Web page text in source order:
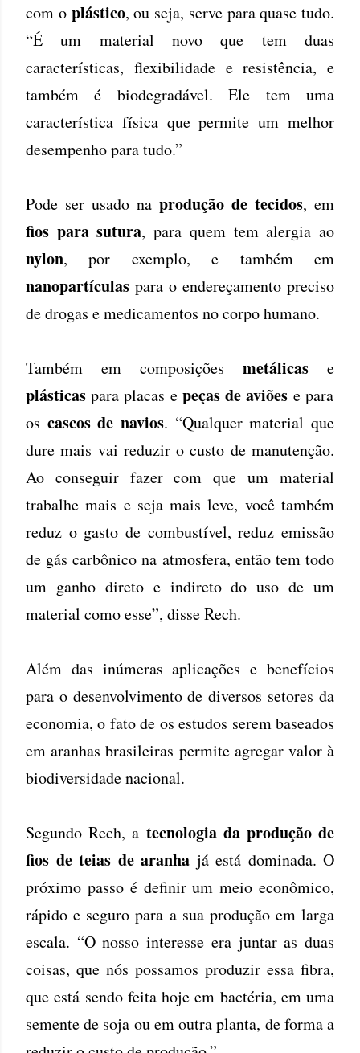
com o plástico, ou seja, serve para quase tudo.
“É um material novo que tem duas
características, flexibilidade e resistência, e
também é biodegradável. Ele tem uma
característica física que permite um melhor
desempenho para tudo.”
Pode ser usado na produção de tecidos, em
fios para sutura, para quem tem alergia ao
nylon, por exemplo, e também em
nanopartículas para o endereçamento preciso
de drogas e medicamentos no corpo humano.
Também em composições metálicas e
plásticas para placas e peças de aviões e para
os cascos de navios. “Qualquer material que
dure mais vai reduzir o custo de manutenção.
Ao conseguir fazer com que um material
trabalhe mais e seja mais leve, você também
reduz o gasto de combustível, reduz emissão
de gás carbônico na atmosfera, então tem todo
um ganho direto e indireto do uso de um
material como esse”, disse Rech.
Além das inúmeras aplicações e benefícios
para o desenvolvimento de diversos setores da
economia, o fato de os estudos serem baseados
em aranhas brasileiras permite agregar valor à
biodiversidade nacional.
Segundo Rech, a tecnologia da produção de
fios de teias de aranha já está dominada. O
próximo passo é definir um meio econômico,
rápido e seguro para a sua produção em larga
escala. “O nosso interesse era juntar as duas
coisas, que nós possamos produzir essa fibra,
que está sendo feita hoje em bactéria, em uma
semente de soja ou em outra planta, de forma a